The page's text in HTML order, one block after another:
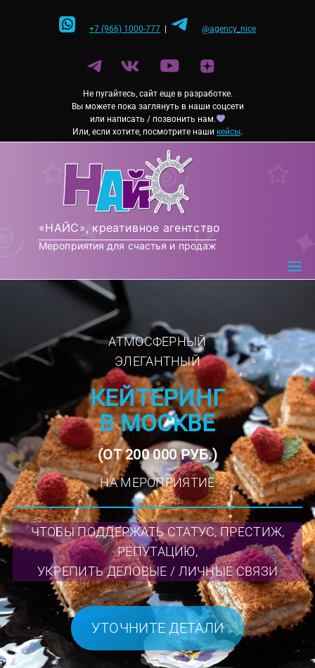
+7 (966) 1000-777| @agency_nice
Не пугайтесь, сайт еще в разработке.
Вы можете пока заглянуть в наши соцсети
или написать / позвонить нам.
Или, если хотите, посмотрите наши кейсы.
«НАЙС», креативное агентство
Мероприятия для счастья и продаж
АТМОСФЕРНЫЙ
ЭЛЕГАНТНЫЙ
КЕЙТЕРИНГ
В МОСКВЕ
(ОТ 200 000 РУБ.)
НА МЕРОПРИЯТИЕ
ЧТОБЫ ПОДДЕРЖАТЬ СТАТУС, ПРЕСТИЖ,
РЕПУТАЦИЮ,
УКРЕПИТЬ ДЕЛОВЫЕ / ЛИЧНЫЕ СВЯЗИ
УТОЧНИТЕ ДЕТАЛИ